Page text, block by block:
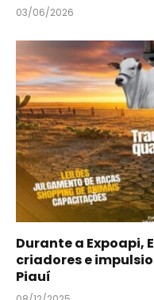
03/06/2026
Durante a Expoapi,
criadores e
Piauí